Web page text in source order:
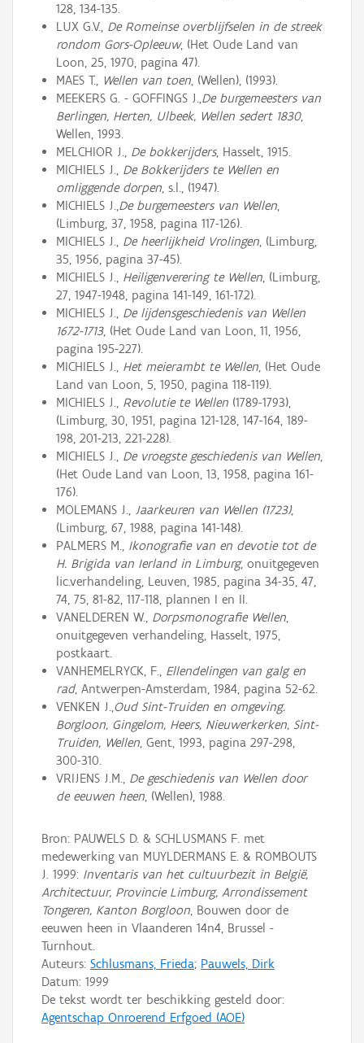
128, 134-135.
LUX G.V., De Romeinse overblijfselen in de streek
rondom Gors-Opleeuw, (Het Oude Land van
Loon, 25, 1970, pagina 47).
MAES T., Wellen van toen, (Wellen), (1993).
MEEKERS G. - GOFFINGS J.,De burgemeesters van
Berlingen, Herten, Ulbeek, Wellen sedert 1830,
Wellen, 1993.
MELCHIOR J., De bokkerijders, Hasselt, 1915.
MICHIELS J., De Bokkerijders te Wellen en
omliggende dorpen, s.l., (1947).
MICHIELS J.,De burgemeesters van Wellen,
(Limburg, 37, 1958, pagina 117-126).
MICHIELS J., De heerlijkheid Vrolingen, (Limburg,
35, 1956, pagina 37-45).
MICHIELS J., Heiligenverering te Wellen, (Limburg,
27, 1947-1948, pagina 141-149, 161-172).
MICHIELS J., De lijdensgeschiedenis van Wellen
1672-1713, (Het Oude Land van Loon, 11, 1956,
pagina 195-227).
MICHIELS J., Het meierambt te Wellen, (Het Oude
Land van Loon, 5, 1950, pagina 118-119).
MICHIELS J., Revolutie te Wellen(1789-1793),
(Limburg, 30, 1951, pagina 121-128, 147-164, 189-
198, 201-213, 221-228).
MICHIELS J., De vroegste geschiedenis van Wellen,
(Het Oude Land van Loon, 13, 1958, pagina 161-
176).
MOLEMANS J., Jaarkeuren van Wellen (1723),
(Limburg, 67, 1988, pagina 141-148).
PALMERS M., Ikonografie van en devotie tot de
H. Brigida van Ierland in Limburg, onuitgegeven
lic.verhandeling, Leuven, 1985, pagina 34-35, 47,
74, 75, 81-82, 117-118, plannen I en II.
VANELDEREN W., Dorpsmonografie Wellen,
onuitgegeven verhandeling, Hasselt, 1975,
postkaart.
VANHEMELRYCK, F., Ellendelingen van galg en
rad, Antwerpen-Amsterdam, 1984, pagina 52-62.
VENKEN J.,Oud Sint-Truiden en omgeving.
Borgloon, Gingelom, Heers, Nieuwerkerken, Sint-
Truiden, Wellen, Gent, 1993, pagina 297-298,
300-310.
VRIJENS J.M., De geschiedenis van Wellen door
de eeuwen heen, (Wellen), 1988.
Bron: PAUWELS D. & SCHLUSMANS F. met
medewerking van MUYLDERMANS E. & ROMBOUTS
J. 1999: Inventaris van het cultuurbezit in België,
Architectuur, Provincie Limburg, Arrondissement
Tongeren, Kanton Borgloon, Bouwen door de
eeuwen heen in Vlaanderen 14n4, Brussel -
Turnhout.
Auteurs: Schlusmans, Frieda; Pauwels, Dirk
Datum: 1999
De tekst wordt ter beschikking gesteld door:
Agentschap Onroerend Erfgoed (AOE)